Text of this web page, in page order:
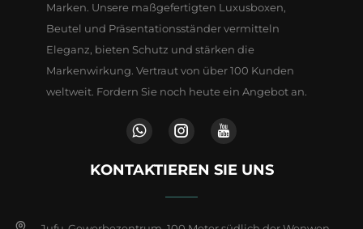
Marken. Unsere maßgefertigten Luxusboxen,
Beutel und Präsentationsständer vermitteln
Eleganz, bieten Schutz und stärken die
Markenwirkung. Vertraut von über 100 Kunden
weltweit. Fordern Sie noch heute ein Angebot an.
KONTAKTIEREN SIE UNS